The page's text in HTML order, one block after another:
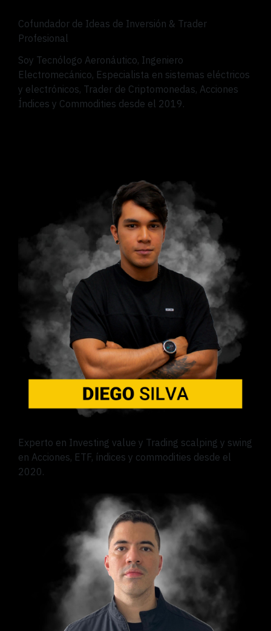
Cofundador de Ideas de Inversión & Trader
Profesional
Soy Tecnólogo Aeronáutico, Ingeniero
Electromecánico, Especialista en sistemas eléctricos
y electrónicos, Trader de Criptomonedas, Acciones
Índices y Commodities desde el 2019.
Experto en Investing value y Trading scalping y swing
en Acciones, ETF, índices y commodities desde el
2020.